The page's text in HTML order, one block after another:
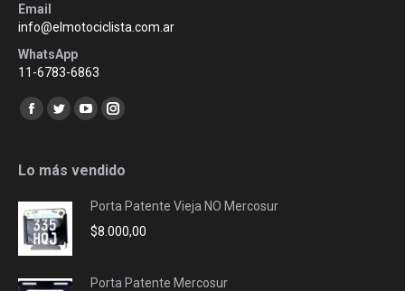
Email
info@elmotociclista.com.ar
WhatsApp
11-6783-6863
Encuéntranos en:
Facebook
opens
new
window
Twitter
opens
new
window
YouTube
opens
new
window
Instagram
opens
new
window
Lo más vendido
Porta Patente Vieja NO Mercosur
$8.000,00
Porta Patente Mercosur